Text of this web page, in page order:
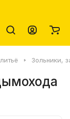
Зольники,